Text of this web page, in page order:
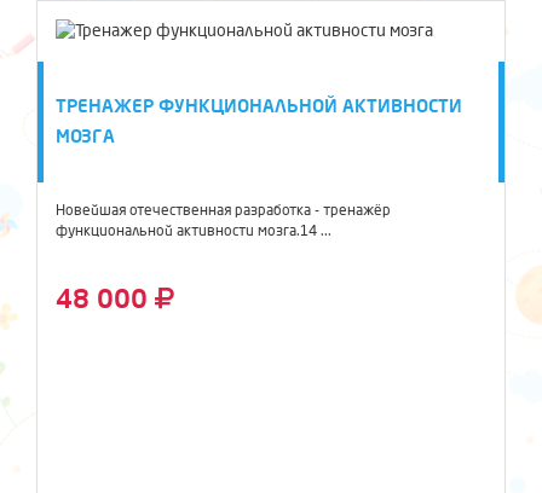
ТРЕНАЖЕР ФУНКЦИОНАЛЬНОЙ АКТИВНОСТИ
МОЗГА
Новейшая отечественная разработка - тренажёр
функциональной активности мозга.14 ...
48 000